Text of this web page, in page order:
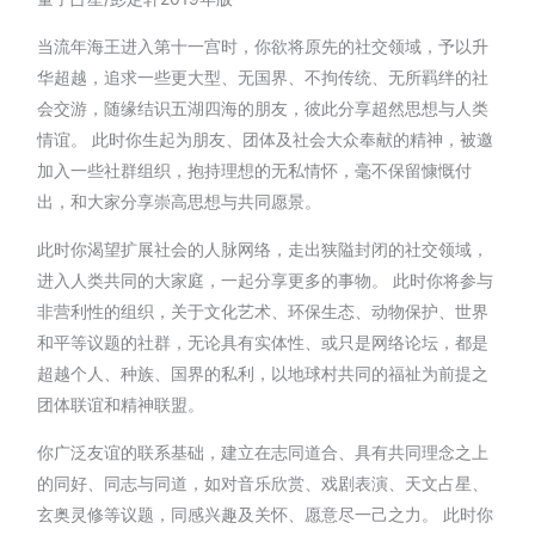
当流年海王进入第十一宫时，你欲将原先的社交领域，予以升
华超越，追求一些更大型、无国界、不拘传统、无所羁绊的社
会交游，随缘结识五湖四海的朋友，彼此分享超然思想与人类
情谊。 此时你生起为朋友、团体及社会大众奉献的精神，被邀
加入一些社群组织，抱持理想的无私情怀，毫不保留慷慨付
出，和大家分享崇高思想与共同愿景。
此时你渴望扩展社会的人脉网络，走出狭隘封闭的社交领域，
进入人类共同的大家庭，一起分享更多的事物。 此时你将参与
非营利性的组织，关于文化艺术、环保生态、动物保护、世界
和平等议题的社群，无论具有实体性、或只是网络论坛，都是
超越个人、种族、国界的私利，以地球村共同的福祉为前提之
团体联谊和精神联盟。
你广泛友谊的联系基础，建立在志同道合、具有共同理念之上
的同好、同志与同道，如对音乐欣赏、戏剧表演、天文占星、
玄奥灵修等议题，同感兴趣及关怀、愿意尽一己之力。 此时你